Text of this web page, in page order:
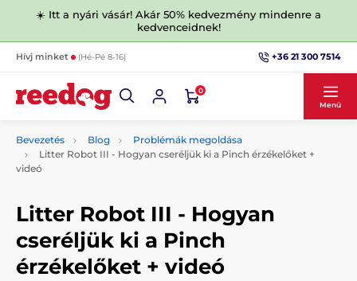
☀️ Itt a nyári vásár! Akár 50% kedvezmény mindenre a
kedvenceidnek!
Hívj minket (Hé-Pé 8-16) +36 21 300 7514
0
Menü
Bevezetés Blog
Problémák megoldása
Litter Robot III - Hogyan cseréljük ki a Pinch érzékelőket +
videó
Litter Robot III - Hogyan
cseréljük ki a Pinch
érzékelőket + videó